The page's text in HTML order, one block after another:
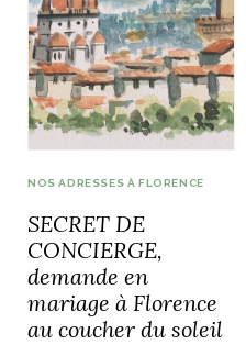
NOS ADRESSES À FLORENCE
SECRET DE
CONCIERGE,
demande en
mariage à Florence
au coucher du soleil